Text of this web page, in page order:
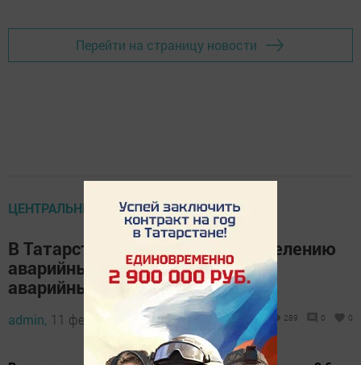
Перейти на страницу новости
ЦЕНТРАЛЬНЫЕ НОВОСТИ
В Татарстане приступили к расселению
аварийных домов, признанных
аварийными после 2017 года
admin, 11 февраля 2025 - 10:26 289 0 0